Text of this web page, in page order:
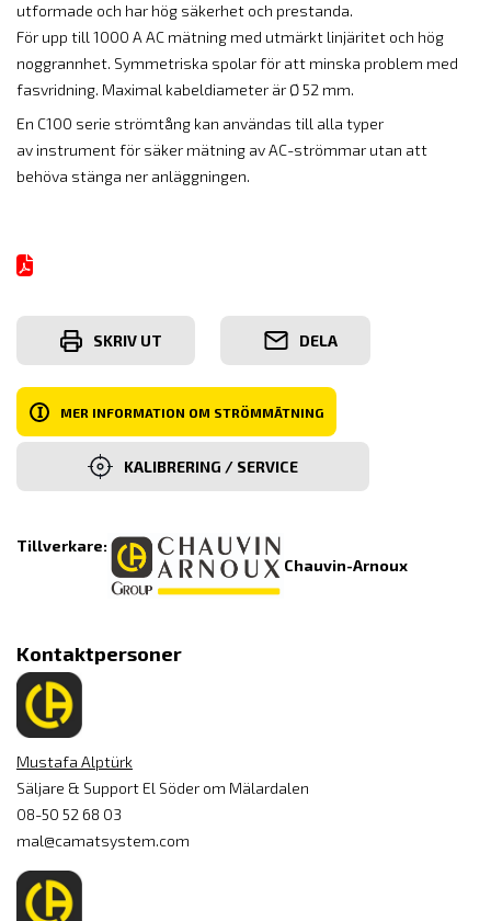
utformade och har hög säkerhet och prestanda.
För upp till 1000 A AC mätning med utmärkt linjäritet och hög
noggrannhet. Symmetriska spolar för att minska problem med
fasvridning. Maximal kabeldiameter är Ø 52 mm.
En C100 serie strömtång kan användas till alla typer
av instrument för säker mätning av AC-strömmar utan att
behöva stänga ner anläggningen.
SKRIV UT DELA
I MER INFORMATION OM STRÖMMÄTNING
KALIBRERING / SERVICE
Tillverkare:
Chauvin-Arnoux
Kontaktpersoner
Mustafa Alptürk
Säljare & Support El Söder om Mälardalen
08-50 52 68 03
mal@camatsystem.com